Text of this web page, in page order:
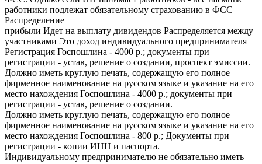
работники подлежат обязательному страхованию в ФСС
Распределение
прибыли Идет на выплату дивидендов Распределяется между
участниками Это доход индивидуального предпринимателя
Регистрация Госпошлина - 4000 р.; документы при
регистрации - устав, решение о создании, проспект эмиссии.
Должно иметь круглую печать, содержащую его полное
фирменное наименование на русском языке и указание на его
место нахождения Госпошлина - 4000 р.; документы при
регистрации - устав, решение о создании.
Должно иметь круглую печать, содержащую его полное
фирменное наименование на русском языке и указание на его
место нахождения Госпошлина - 800 р.; Документы при
регистрации - копии ИНН и паспорта.
Индивидуальному предпринимателю не обязательно иметь